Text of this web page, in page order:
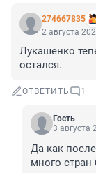
274667835
2 августа
Лукашенко
остался.
ОТВЕТИТЬ 1
Гость
3 августа
Да как
много стран